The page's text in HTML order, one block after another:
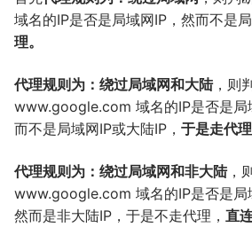
域名的IP是否是局域网IP，然而不是局
理。
代理规则为：绕过局域网和大陆，则
www.google.com 域名的IP是否是局
而不是局域网IP或大陆IP， 于是走代理
代理规则为：绕过局域网和非大陆，
www.google.com 域名的IP是否是局
然而是非大陆IP，于是不走代理， 直连